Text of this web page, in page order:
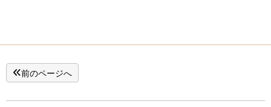
前のページへ